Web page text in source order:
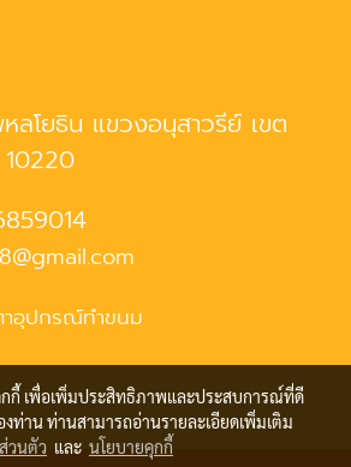
โยธิน แขวงอนุสาวรีย์ เขต
าอุปกรณ์ทำขนม
กกี้ เพื่อเพิ่มประสิทธิภาพและประสบการณ์ที่ดี
งท่าน ท่านสามารถอ่านรายละเอียดเพิ่มเติม
วนตัว และ นโยบายคุกกี้